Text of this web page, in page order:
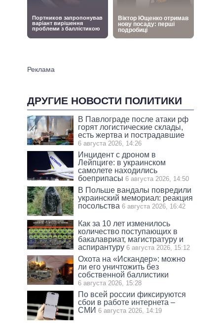
ДРУГИЕ НОВОСТИ ПОЛИТИКИ
В Павлограде после атаки рф
горят логистические склады,
есть жертва и пострадавшие
6 августа 2026, 14:26
Инцидент с дроном в
Лейпциге: в украинском
самолете находились
боеприпасы 6 августа 2026, 14:50
В Польше вандалы повредили
украинский мемориал: реакция
посольства 6 августа 2026, 16:42
Как за 10 лет изменилось
количество поступающих в
бакалавриат, магистратуру и
аспирантуру 6 августа 2026, 15:12
Охота на «Искандер»: можно
ли его уничтожить без
собственной баллистики
6 августа 2026, 15:28
По всей россии фиксируются
сбои в работе интернета –
СМИ 6 августа 2026, 14:19